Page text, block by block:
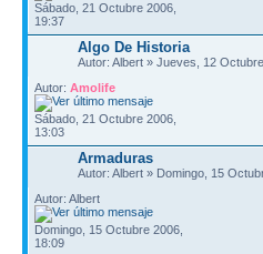
Sábado, 21 Octubre 2006,
19:37
Algo De Historia
Autor: Albert » Jueves, 12
Autor: Amolife
Sábado, 21 Octubre 2006,
13:03
Armaduras
Autor: Albert » Domingo, 15
Autor: Albert
Domingo, 15 Octubre 2006,
18:09